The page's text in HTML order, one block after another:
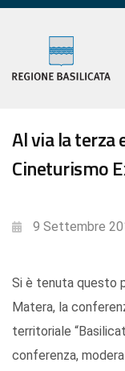
Al via la terza
Cineturismo
9 Settembre
Si è tenuta questo
Matera, la
territoriale
conferenza,